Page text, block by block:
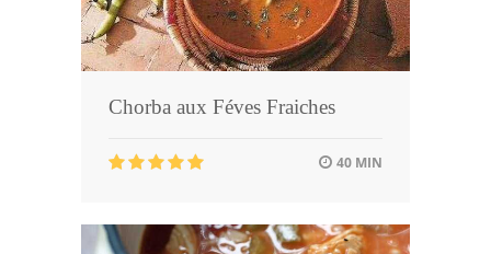
Chorba aux Féves Fraiches
40 MIN